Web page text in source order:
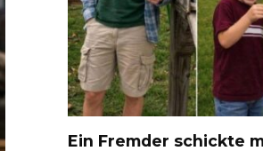
Ein Fremder schickte